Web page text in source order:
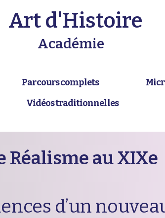
Parcours complets
Vidéos traditionnelles
Académie
Art d'Histoire
Réalisme au XIXe
d’un